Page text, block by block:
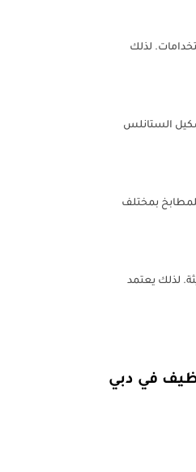
لذلك
الستانلس
بمختلف
لذلك يعتمد
في دبي